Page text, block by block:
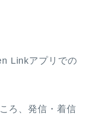
Linkアプリでの
ろ、発信・着信